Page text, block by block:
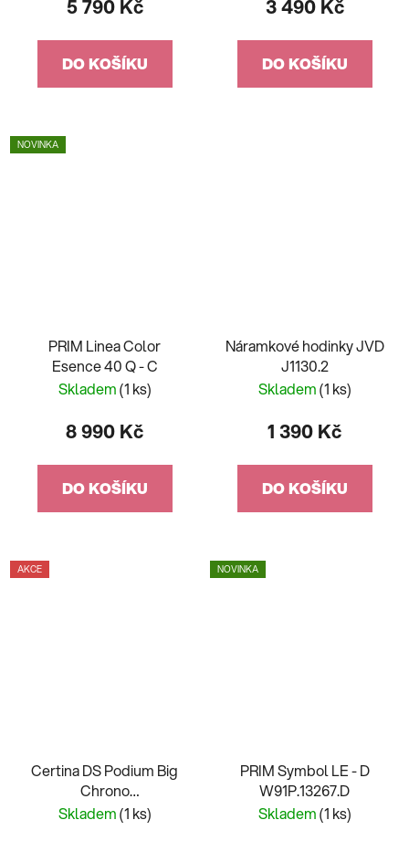
5 790 Kč
DO KOŠÍKU
3 490 Kč
DO KOŠÍKU
NOVINKA
PRIM Linea Color
Esence 40 Q - C
Skladem(1 ks)
8 990 Kč
DO KOŠÍKU
Náramkové hodinky JVD
J1130.2
Skladem(1 ks)
1 390 Kč
DO KOŠÍKU
AKCE
Certina DS Podium Big
Chrono
C001.617.22.057.00
Skladem(1 ks)
NOVINKA
PRIM Symbol LE - D
W91P.13267.D
Skladem(1 ks)